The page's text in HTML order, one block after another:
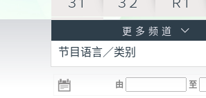
R3
电台 电台 电台
更多频道
节目语言／类别
由 至